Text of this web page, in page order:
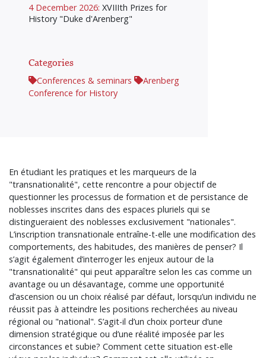
4 December 2026: XVIIIth Prizes for
History "Duke d'Arenberg"
Categories
Conferences & seminars
Arenberg
Conference for History
En étudiant les pratiques et les marqueurs de la
"transnationalité", cette rencontre a pour objectif de
questionner les processus de formation et de persistance de
noblesses inscrites dans des espaces pluriels qui se
distingueraient des noblesses exclusivement "nationales".
L’inscription transnationale entraîne-t-elle une modification des
comportements, des habitudes, des manières de penser? Il
s’agit également d’interroger les enjeux autour de la
"transnationalité" qui peut apparaître selon les cas comme un
avantage ou un désavantage, comme une opportunité
d’ascension ou un choix réalisé par défaut, lorsqu’un individu ne
réussit pas à atteindre les positions recherchées au niveau
régional ou "national". S’agit-il d’un choix porteur d’une
dimension stratégique ou d’une réalité imposée par les
circonstances et subie? Comment cette situation est-elle